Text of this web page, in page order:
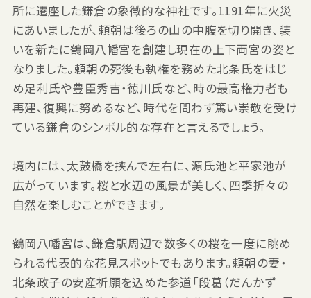
所に遷座した鎌倉の象徴的な神社です。1191年に火災
にあいましたが、頼朝は後ろの山の中腹を切り開き、装
いを新たに鶴岡八幡宮を創建し現在の上下両宮の姿と
なりました。頼朝の死後も執権を務めた北条氏をはじ
め足利氏や豊臣秀吉・徳川氏など、時の最高権力者も
再建、復興に努めるなど、時代を問わず篤い崇敬を受け
ている鎌倉のシンボル的な存在と言えるでしょう。
境内には、太鼓橋を挟んで左右に、源氏池と平家池が
広がっています。桜と水辺の風景が美しく、四季折々の
自然を楽しむことができます。
鶴岡八幡宮は、鎌倉駅周辺で数多くの桜を一度に眺め
られる代表的な花見スポットでもあります。頼朝の妻・
北条政子の安産祈願を込めた参道「段葛（だんかず